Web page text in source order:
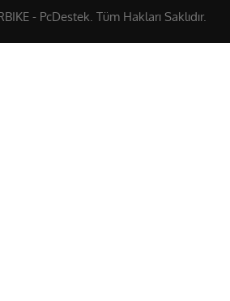
- PcDestek. Tüm Hakları Saklıdır.